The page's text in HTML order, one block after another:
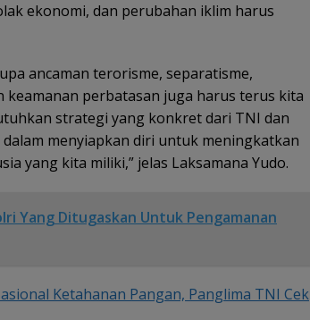
ekonomi, dan perubahan iklim harus
ancaman terorisme, separatisme,
keamanan perbatasan juga harus terus kita
strategi yang konkret dari TNI dan
menyiapkan diri untuk meningkatkan
yang kita miliki,” jelas Laksamana Yudo.
Yang Ditugaskan Untuk Pengamanan
Ketahanan Pangan, Panglima TNI Cek